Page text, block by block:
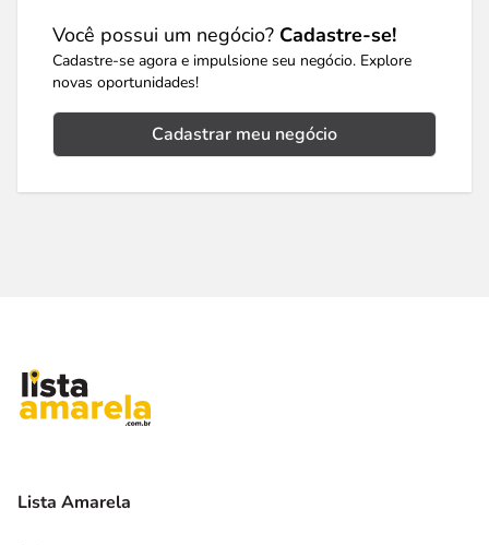
Você possui um negócio? Cadastre-se!
Cadastre-se agora e impulsione seu negócio. Explore
novas oportunidades!
Cadastrar meu negócio
Lista Amarela